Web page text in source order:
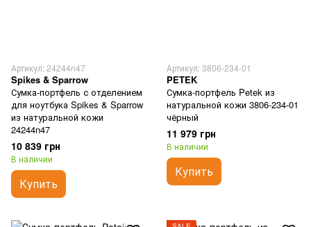
Артикул: 24244n47
Spikes & Sparrow
Сумка-портфель с отделением
для ноутбука Spikes & Sparrow
из натуральной кожи
24244n47
10 839 грн
В наличии
Купить
Артикул: 3806-234-01
PETEK
Сумка-портфель Petek из
натуральной кожи 3806-234-01
чёрный
11 979 грн
В наличии
Купить